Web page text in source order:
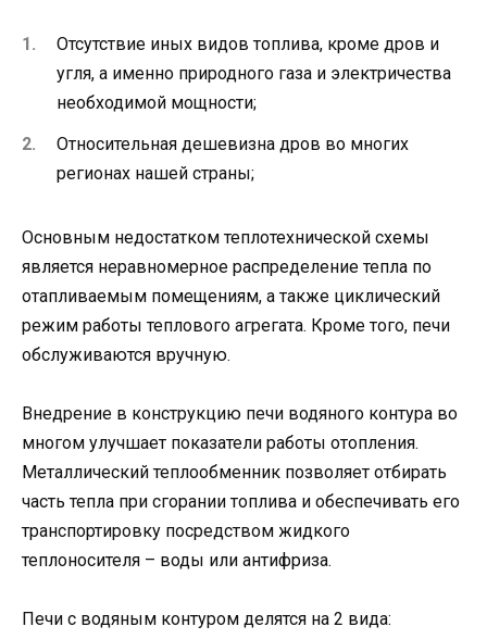
Отсутствие иных видов топлива, кроме дров и
угля, а именно природного газа и электричества
необходимой мощности;
Относительная дешевизна дров во многих
регионах нашей страны;
Основным недостатком теплотехнической схемы
является неравномерное распределение тепла по
отапливаемым помещениям, а также циклический
режим работы теплового агрегата. Кроме того, печи
обслуживаются вручную.
Внедрение в конструкцию печи водяного контура во
многом улучшает показатели работы отопления.
Металлический теплообменник позволяет отбирать
часть тепла при сгорании топлива и обеспечивать его
транспортировку посредством жидкого
теплоносителя – воды или антифриза.
Печи с водяным контуром делятся на 2 вида: